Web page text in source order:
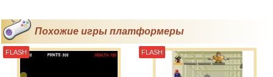
Похожие игры платформеры
FLASH FLASH